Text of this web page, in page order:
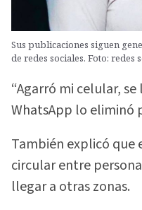
Sus publicaciones siguen
de redes sociales. Foto: redes
“Agarró mi celular,
WhatsApp lo eliminó
También explicó que
circular entre
llegar a otras zonas.